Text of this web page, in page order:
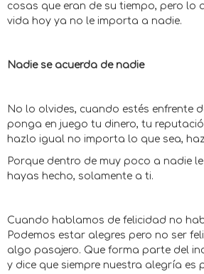
cosas que eran de su tiempo, pero lo
vida hoy ya no le importa a nadie.
Nadie se acuerda de nadie
No lo olvides, cuando estés enfrente
ponga en juego tu dinero, tu
hazlo igual no importa lo que sea,
Porque dentro de muy poco a nadie
hayas hecho, solamente a ti.
Cuando hablamos de felicidad no
Podemos estar alegres pero no ser
algo pasajero. Que forma parte del
y dice que siempre nuestra alegría es